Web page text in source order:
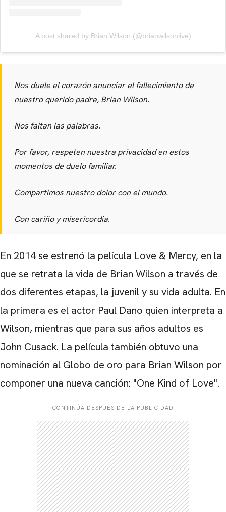
A post shared by Brian Wilson (@brianwilsonlive)
Nos duele el corazón anunciar el fallecimiento de
nuestro querido padre, Brian Wilson.
Nos faltan las palabras.
Por favor, respeten nuestra privacidad en estos
momentos de duelo familiar.
Compartimos nuestro dolor con el mundo.
Con cariño y misericordia.
En 2014 se estrenó la película Love & Mercy, en la
que se retrata la vida de Brian Wilson a través de
dos diferentes etapas, la juvenil y su vida adulta. En
la primera es el actor Paul Dano quien interpreta a
Wilson, mientras que para sus años adultos es
John Cusack. La película también obtuvo una
nominación al Globo de oro para Brian Wilson por
componer una nueva canción: "One Kind of Love".
CONTINÚA DESPUÉS DE LA PUBLICIDAD